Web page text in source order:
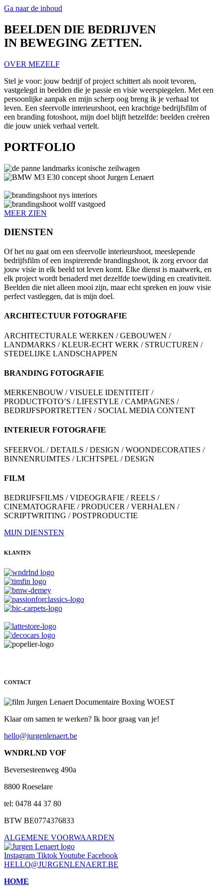
Ga naar de inhoud
BEELDEN DIE BEDRIJVEN
IN BEWEGING ZETTEN.
OVER MEZELF
Stel je voor: jouw bedrijf of project schittert als nooit tevoren,
vastgelegd in beelden die je passie en visie weerspiegelen. Met een
persoonlijke aanpak en mijn scherp oog breng ik je verhaal tot
leven. Een sfeervolle interieurshoot, een krachtige bedrijfsfilm of
een branding fotoshoot, mijn doel blijft hetzelfde: beelden creëren
die jouw uniek verhaal vertelt.
PORTFOLIO
MEER ZIEN
DIENSTEN
Of het nu gaat om een sfeervolle interieurshoot, meeslepende
bedrijfsfilm of een inspirerende brandingshoot, ik zorg ervoor dat
jouw visie in elk beeld tot leven komt. Elke dienst is maatwerk, en
elk project wordt benaderd met dezelfde toewijding en creativiteit.
Beelden die niet alleen mooi zijn, maar echt spreken en jouw visie
perfect vastleggen, dat is mijn doel.
ARCHITECTUUR FOTOGRAFIE
ARCHITECTURALE WERKEN / GEBOUWEN /
LANDMARKS / KLEUR-ECHT WERK / STRUCTUREN /
STEDELIJKE LANDSCHAPPEN
BRANDING FOTOGRAFIE
MERKENBOUW / VISUELE IDENTITEIT /
PRODUCTFOTO’S / LIFESTYLE / CAMPAGNES /
BEDRIJFSPORTRETTEN / SOCIAL MEDIA CONTENT
INTERIEUR FOTOGRAFIE
SFEERVOL / DETAILS / DESIGN / WOONDECORATIES /
BINNENRUIMTES / LICHTSPEL / DESIGN
FILM
BEDRIJFSFILMS / VIDEOGRAFIE / REELS /
CINEMATOGRAFIE / PRODUCER / VERHALEN /
SCRIPTWRITING / POSTPRODUCTIE
MIJN DIENSTEN
KLANTEN
CONTACT
Klaar om samen te werken? Ik hoor graag van je!
hello@jurgenlenaert.be
WNDRLND VOF
Beversesteenweg 490a
8800 Roeselare
tel: 0478 44 37 80
BTW BE0774376833
ALGEMENE VOORWAARDEN
Instagram TiktokYoutube Facebook
HELLO@JURGENLENAERT.BE
HOME